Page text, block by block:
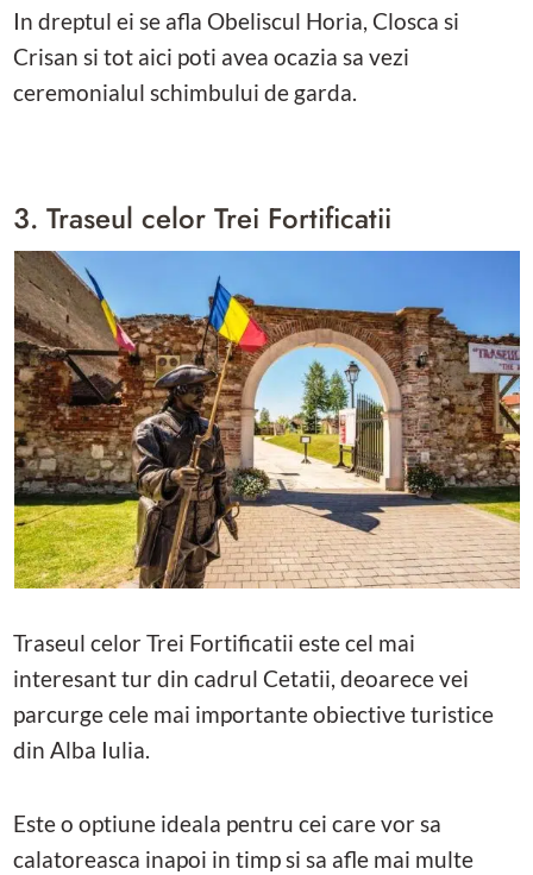
In dreptul ei se afla Obeliscul Horia, Closca si
Crisan si tot aici poti avea ocazia sa vezi
ceremonialul schimbului de garda.
3. Traseul celor Trei Fortificatii
Traseul celor Trei Fortificatii este cel mai
interesant tur din cadrul Cetatii, deoarece vei
parcurge cele mai importante obiective turistice
din Alba Iulia.
Este o optiune ideala pentru cei care vor sa
calatoreasca inapoi in timp si sa afle mai multe